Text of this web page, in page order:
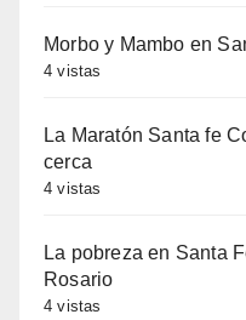
Morbo y Mambo en
4 vistas
La Maratón Santa fe
cerca
4 vistas
La pobreza en Santa
Rosario
4 vistas